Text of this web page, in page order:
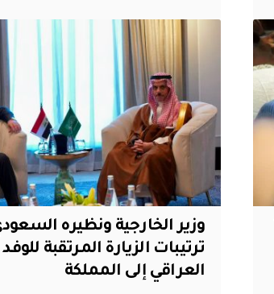
وزير الخارجية ونظيره
ترتيبات الزيارة المرتقبة
العراقي إلى المملكة